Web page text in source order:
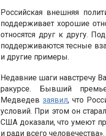
Российская внешняя
поддерживает хорошие
относятся друг к другу.
поддерживаются тесные
и другие примеры.
Недавние шаги навстречу
ракурсе. Бывший
Медведевзаявил, что
условий. При этом он
США доказали, что умеют
и ради всего человечества».